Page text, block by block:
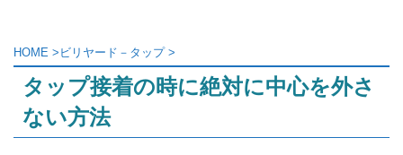
HOME > ビリヤード－タップ >
タップ接着の時に絶対に中心を外さ
ない方法